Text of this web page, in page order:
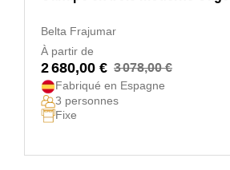
Belta Frajumar
À partir de
2 680,00 € 3 078,00 €
Fabriqué en Espagne
3 personnes
Fixe